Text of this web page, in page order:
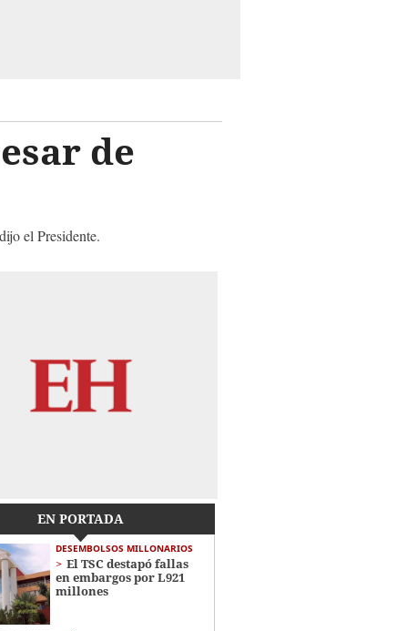
de
el Presidente.
EN PORTADA
DESEMBOLSOS MILLONARIOS
El TSC destapó fallas
en embargos por L921
millones